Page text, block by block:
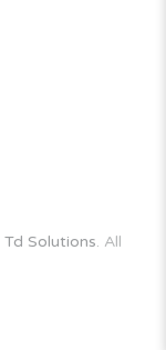
Td Solutions. All